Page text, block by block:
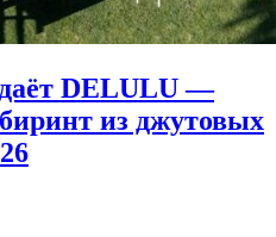
DELULU —
из джутовых